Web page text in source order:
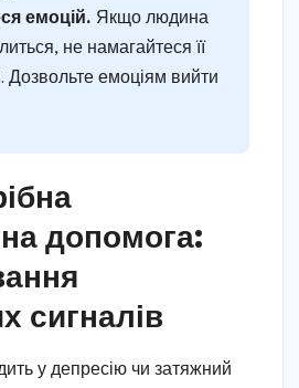
емоцій. Якщо людина
не намагайтеся її
Дозвольте емоціям вийти
допомога:
сигналів
у депресію чи затяжний